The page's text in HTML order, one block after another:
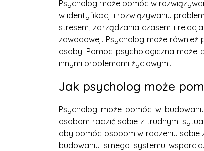
Psycholog może pomóc w
w identyfikacji i rozwiązywaniu
stresem, zarządzania czasem i
zawodowej. Psycholog może
osoby. Pomoc psychologiczna może
innymi problemami życiowymi.
Jak psycholog może
Psycholog może pomóc w
osobom radzić sobie z trudnymi
aby pomóc osobom w radzeniu sobie
budowaniu silnego systemu